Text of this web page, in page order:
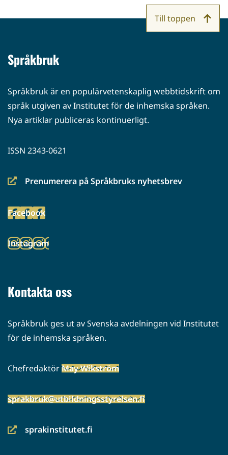
Språkbruk
Språkbruk är en populärvetenskaplig webbtidskrift om
språk utgiven av Institutet för de inhemska språken.
Nya artiklar publiceras kontinuerligt.
ISSN 2343-0621
Prenumerera på Språkbruks nyhetsbrev
(siirryt
palveluun)
Facebook
(siirryt
palveluun)
Instagram
(siirryt
Kontakta oss
Språkbruk ges ut av Svenska avdelningen vid Institutet
för de inhemska språken.
ChefredaktörMay Wikström
sprakbruk@utbildningsstyrelsen.fi
sprakinstitutet.fi
(siirryt
Till toppen